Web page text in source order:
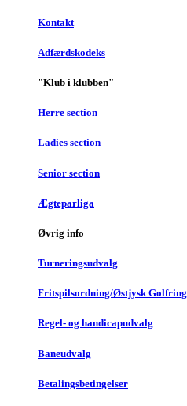
Kontakt
Adfærdskodeks
"Klub i klubben"
Herre section
Ladies section
Senior section
Ægteparliga
Øvrig info
Turneringsudvalg
Fritspilsordning/Østjysk Golfring
Regel- og handicapudvalg
Baneudvalg
Betalingsbetingelser